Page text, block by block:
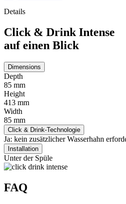
Details
Click & Drink Intense
auf einen Blick
Dimensions
Depth
85 mm
Height
413 mm
Width
85 mm
Click & Drink-Technologie
Ja: kein zusätzlicher Wasserhahn
Installation
Unter der Spüle
FAQ